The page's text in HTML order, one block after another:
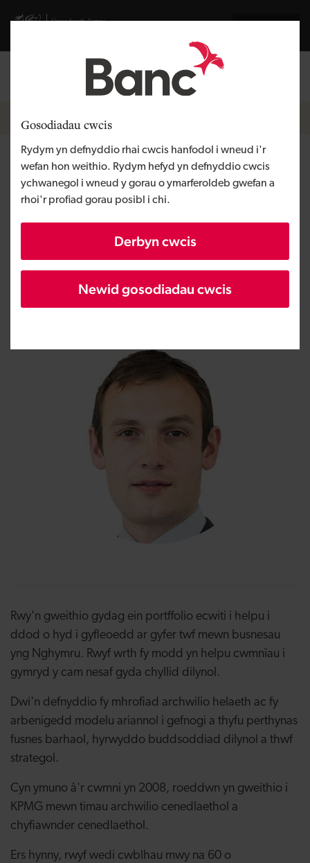
Gosodiadau cwcis
Rydym yn defnyddio rhai cwcis hanfodol i wneud i'r
wefan hon weithio. Rydym hefyd yn defnyddio cwcis
ychwanegol i wneud y gorau o ymarferoldeb gwefan a
rhoi'r profiad gorau posibl i chi.
Derbyn cwcis
Newid gosodiadau cwcis
Visit gov.wales website
Mewngofnodi
Breadcrumb
Pobl a thimau
Sam Macalister-Smith
i ddod o hyd i gyfleoedd ar gyfer twf mewn
busnesau yng Nghymru. Rwyf wrth fy modd yn
helpu cwmnïau i gymryd y cam nesaf gyda chyllid
Rwy'n gweithio gydag ein portffolio ecwiti i helpu i
ddod o hyd i gyfleoedd ar gyfer twf mewn busnesau
yng Nghymru. Rwyf wrth fy modd yn helpu cwmnïau i
gymryd y cam nesaf gyda chyllid dilynol.
Dwi'n defnyddio fy mhrofiad archwilio helaeth ac fy
arbenigedd modelu ariannol i gefnogi a thyfu perthynas
fusnes barhaol, hyrwyddo buddsoddiad dilynol a thwf
strategol.
Cyn ymuno â'r cwmni yn 2008, roeddwn yn gweithio i
KPMG mewn timau archwilio cenedlaethol a
chyfiawnder cenedlaethol.
Ers hynny, rwyf wedi cwblhau mwy na 60 o